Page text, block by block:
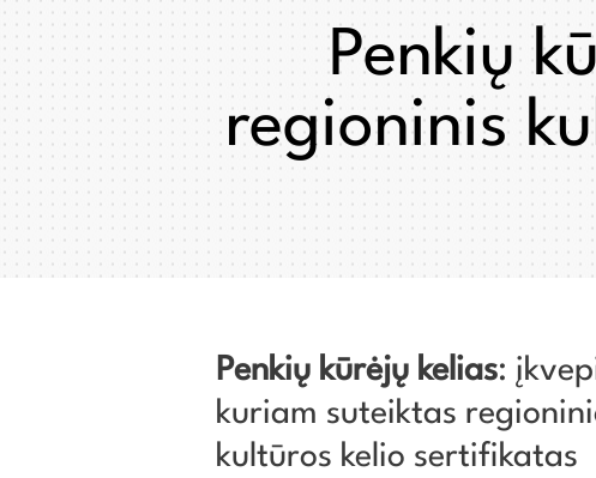
Penkių
regioninis
Penkių kūrėjų kelias:
kuriam suteiktas
kultūros kelio sertifikatas